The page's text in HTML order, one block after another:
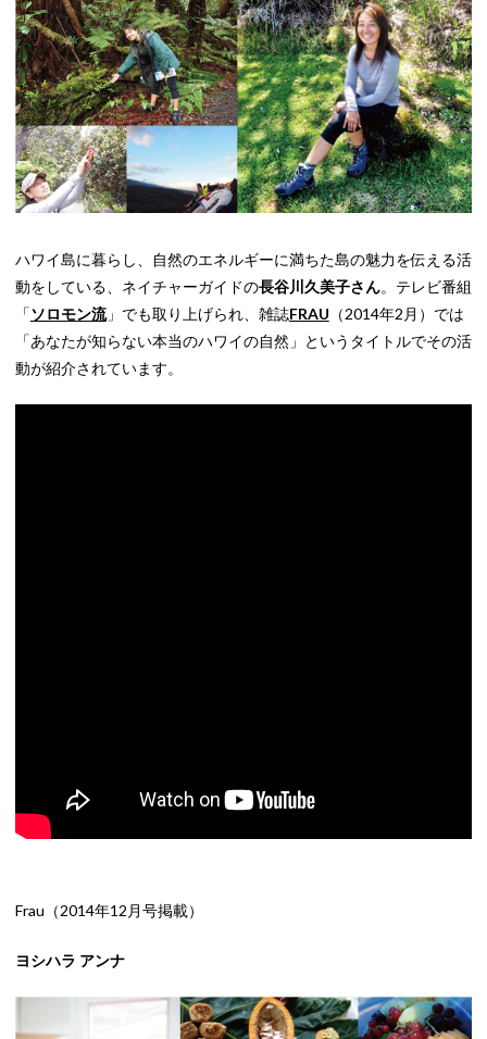
ハワイ島に暮らし、自然のエネルギーに満ちた島の魅力を伝える活
動をしている、ネイチャーガイドの長谷川久美子さん。テレビ番組
「ソロモン流」でも取り上げられ、雑誌FRAU （2014年2月）では
「あなたが知らない本当のハワイの自然」というタイトルでその活
動が紹介されています。
Frau（2014年12月号掲載）
ヨシハラ アンナ